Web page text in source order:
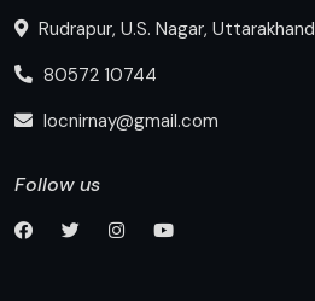
Rudrapur, U.S. Nagar, Uttarakhand
80572 10744
locnirnay@gmail.com
Follow us